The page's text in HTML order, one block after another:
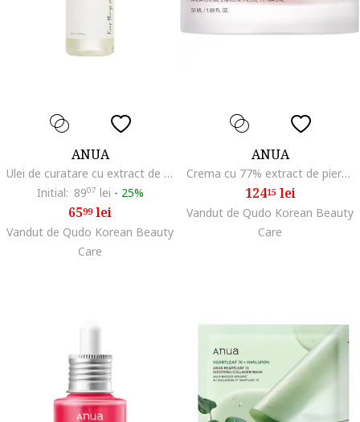
ANUA
Ulei de curatare cu extract de Houttuynia Cordata 200ml
Initial: 8907 lei - 25%
6599lei
Vandut de Qudo Korean Beauty
Care
ANUA
Crema cu 77% extract de piersica si niacinamide 50ml
12415lei
Vandut de Qudo Korean Beauty
Care